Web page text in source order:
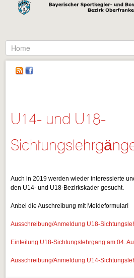
U14- und U18-
Auch in 2019 werden wieder interessierte
den U14- und U18-Bezirkskader gesucht.
Anbei die Auschreibung mit Meldeformular!
Ausschreibung/Anmeldung U18-
Einteilung U18-Sichtungslehrgang am 04.
Ausschreibung/Anmeldung U14-